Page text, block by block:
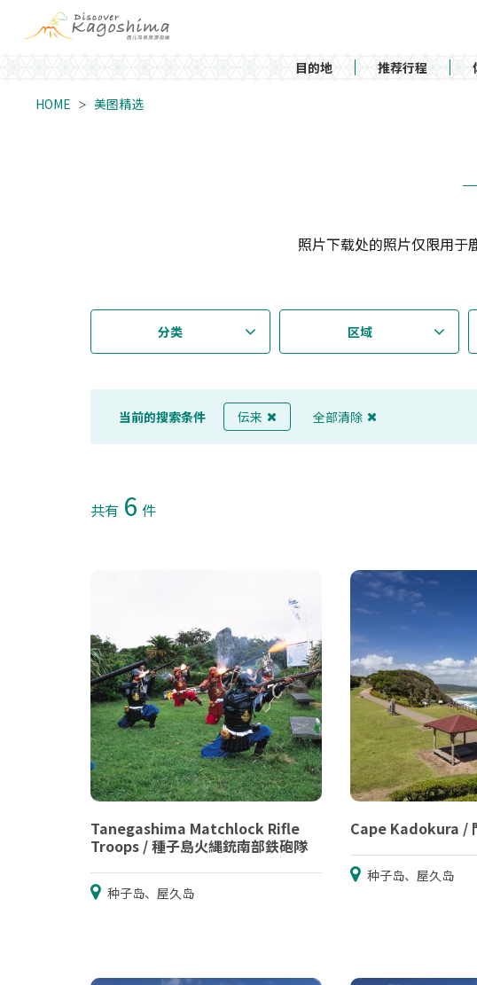
目的地 推荐行程
HOME 美图精选
照片下载处的照片仅限用于
分类 区域
当前的搜索条件 伝来 全部清除
共有 6 件
Tanegashima Matchlock Rifle
Troops / 種子島火縄銃南部鉄砲隊
种子岛、屋久岛
Cape Kadokura /
种子岛、屋久岛